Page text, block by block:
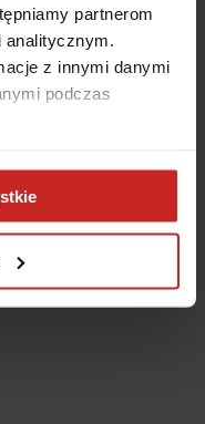
partnerom
z innymi danymi
podczas